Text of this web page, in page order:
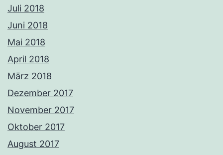
Juli 2018
Juni 2018
Mai 2018
April 2018
März 2018
Dezember 2017
November 2017
Oktober 2017
August 2017